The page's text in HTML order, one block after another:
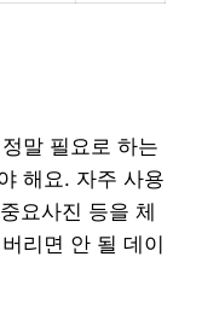
말 필요로 하는
해요. 자주 사용
요사진 등을 체
리면 안 될 데이